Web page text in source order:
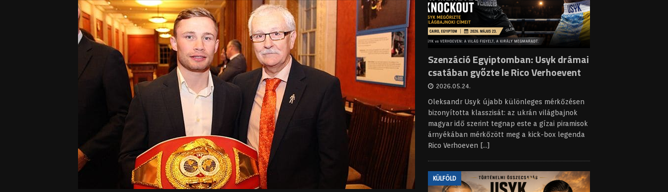
Szenzáció Egyiptomban: Usyk drámai
csatában győzte le Rico Verhoevent
2026.05.24.
Oleksandr Usyk újabb különleges mérkőzésen
bizonyította klasszisát: az ukrán világbajnok
magyar idő szerint tegnap este a gízai piramisok
árnyékában mérkőzött meg a kick-box legenda
Rico Verhoeven [...]
KÜLFÖLD